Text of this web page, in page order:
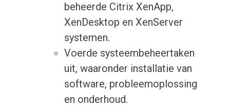
beheerde Citrix XenApp,
XenDesktop en XenServer
systemen.
Voerde systeembeheertaken
uit, waaronder installatie van
software, probleemoplossing
en onderhoud.